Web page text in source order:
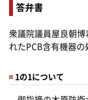
答弁書
衆議院議員屋良朝
れたPCB含有機器
1の1について